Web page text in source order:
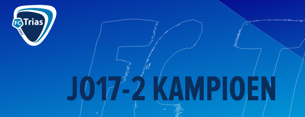
naar
JO17-2 KAMPIOEN